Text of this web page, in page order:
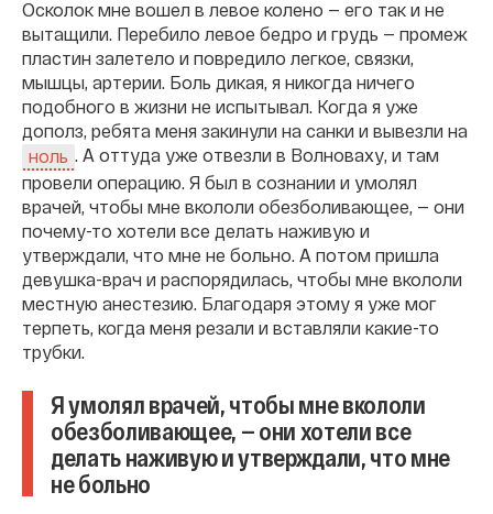
Осколок мне вошел в левое колено — его так и не
вытащили. Перебило левое бедро и грудь — промеж
пластин залетело и повредило легкое, связки,
мышцы, артерии. Боль дикая, я никогда ничего
подобного в жизни не испытывал. Когда я уже
дополз, ребята меня закинули на санки и вывезли на
ноль . А оттуда уже отвезли в Волноваху, и там
провели операцию. Я был в сознании и умолял
врачей, чтобы мне вкололи обезболивающее, — они
почему-то хотели все делать наживую и
утверждали, что мне не больно. А потом пришла
девушка-врач и распорядилась, чтобы мне вкололи
местную анестезию. Благодаря этому я уже мог
терпеть, когда меня резали и вставляли какие-то
трубки.
Я умолял врачей, чтобы мне вкололи
обезболивающее, — они хотели все
делать наживую и утверждали, что мне
не больно